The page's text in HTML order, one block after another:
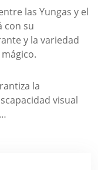
las Yungas y el
con su
y la variedad
la
visual